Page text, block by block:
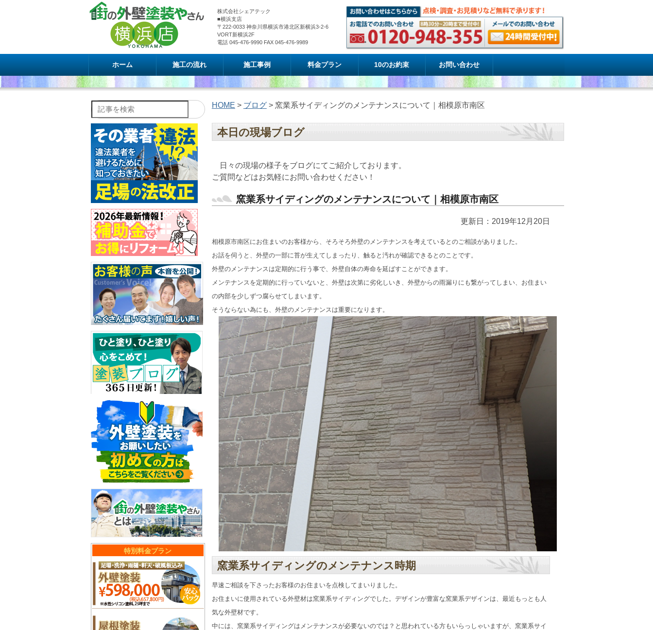
株式会社シェアテック
■横浜支店
〒222-0033 神奈川県横浜市港北区新横浜3-2-6
VORT新横浜2F
電話 045-476-9990 FAX 045-476-9989
ホーム 施工の流れ 施工事例 料金プラン 10のお約束 お問い合わせ
記事を検索
特別料金プラン
HOME > ブログ> 窯業系サイディングのメンテナンスについて｜相模原市南区
本日の現場ブログ
日々の現場の様子をブログにてご紹介しております。
ご質問などはお気軽にお問い合わせください！
窯業系サイディングのメンテナンスについて｜相模原市南区
更新日：2019年12月20日
相模原市南区にお住まいのお客様から、そろそろ外壁のメンテナンスを考えているとのご相談がありました。
お話を伺うと、外壁の一部に苔が生えてしまったり、触ると汚れが確認できるとのことです。
外壁のメンテナンスは定期的に行う事で、外壁自体の寿命を延ばすことができます。
メンテナンスを定期的に行っていないと、外壁は次第に劣化しいき、外壁からの雨漏りにも繋がってしまい、お住まい
の内部を少しずつ腐らせてしまいます。
そうならない為にも、外壁のメンテナンスは重要になります。
窯業系サイディングのメンテナンス時期
早速ご相談を下さったお客様のお住まいを点検してまいりました。
お住まいに使用されている外壁材は窯業系サイディングでした。デザインが豊富な窯業系デザインは、最近もっとも人
気な外壁材です。
中には、窯業系サイディングはメンテナンスが必要ないのでは？と思われている方もいらっしゃいますが、窯業系サイ